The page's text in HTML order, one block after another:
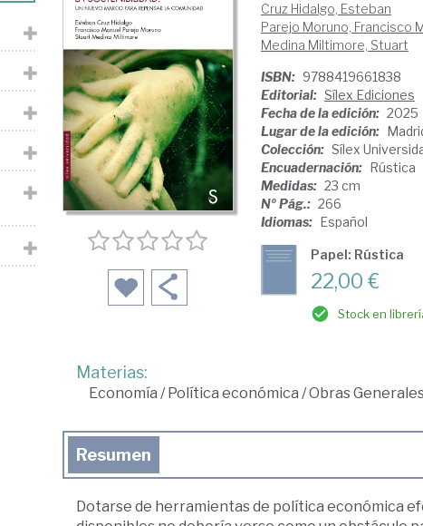
Cruz Hidalgo, Esteban
Parejo Moruno, Francisco
Medina Miltimore, Stuart
ISBN: 9788419661838
Editorial: Sílex Ediciones
Fecha de la edición: 2025
Lugar de la edición:
Colección: Sílex
Encuadernación: Rústica
Medidas: 23 cm
Nº Pág.: 266
Idiomas: Español
Papel: Rústica
22,00 €
Stock en
Materias:
Economía /Política económica /Obras
Resumen
Dotarse de herramientas de política económica